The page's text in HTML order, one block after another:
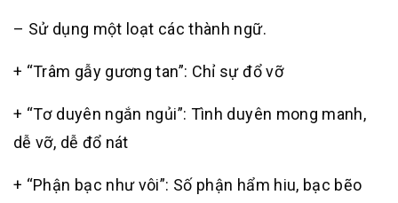
– Sử dụng một loạt các thành ngữ.
+ “Trâm gẫy gương tan”: Chỉ sự đổ vỡ
+ “Tơ duyên ngắn ngủi”: Tình duyên mong manh,
dễ vỡ, dễ đổ nát
+ “Phận bạc như vôi”: Số phận hẩm hiu, bạc bẽo